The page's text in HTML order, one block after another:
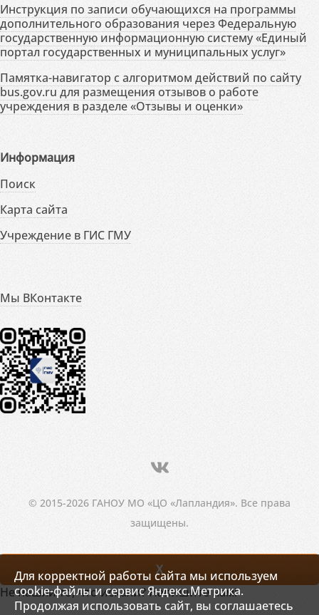
Инструкция по записи обучающихся на программы
дополнительного образования через Федеральную
государственную информационную систему «Единый
портал государственных и муниципальных услуг»
Памятка-навигатор с алгоритмом действий по сайту
bus.gov.ru для размещения отзывов о работе
учреждения в разделе «Отзывы и оценки»
Информация
Поиск
Карта сайта
Учреждение в ГИС ГМУ
Мы ВКонтакте
© 2015-2026 ГАНОУ МО «ЦО «Лапландия». Все права
защищены.
Для корректной работы сайта мы используем
cookie-файлы и сервис Яндекс.Метрика.
Продолжая использовать сайт, вы соглашаетесь
X
Не нашли то, что искали? Напишите нам!